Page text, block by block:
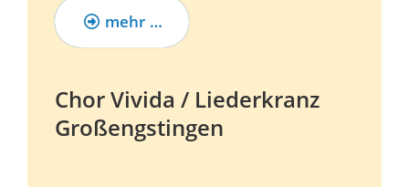
mehr …
Chor Vivida / Liederkranz
Großengstingen